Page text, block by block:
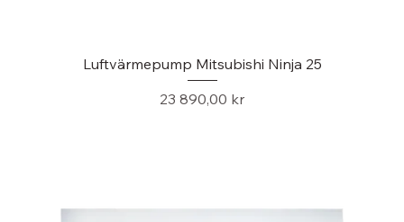
Luftvärmepump Mitsubishi Ninja 25
Pris
23 890,00 kr